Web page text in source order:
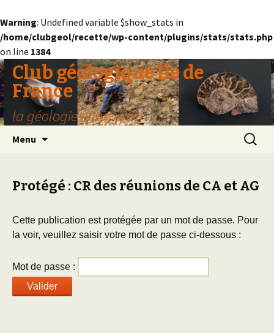
Warning: Undefined variable $show_stats in
/home/clubgeol/recette/wp-content/plugins/stats/stats.php
on line 1384
Club géologique Ile de
France
la géologie entre amis
Menu
Protégé : CR des réunions de CA et AG
Cette publication est protégée par un mot de passe. Pour
la voir, veuillez saisir votre mot de passe ci-dessous :
Mot de passe :